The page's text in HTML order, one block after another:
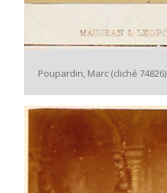
Poupardin, Marc (cliché 74826)